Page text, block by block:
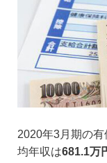
2020年3月期の
均年収は681.1万